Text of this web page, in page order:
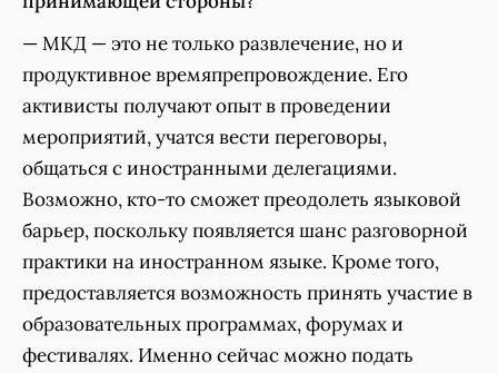
— МКД — это не только развлечение, но и
продуктивное времяпрепровождение. Его
активисты получают опыт в проведении
мероприятий, учатся вести переговоры,
общаться с иностранными делегациями.
Возможно, кто-то сможет преодолеть языковой
барьер, поскольку появляется шанс разговорной
практики на иностранном языке. Кроме того,
предоставляется возможность принять участие в
образовательных программах, форумах и
фестивалях. Именно сейчас можно подать